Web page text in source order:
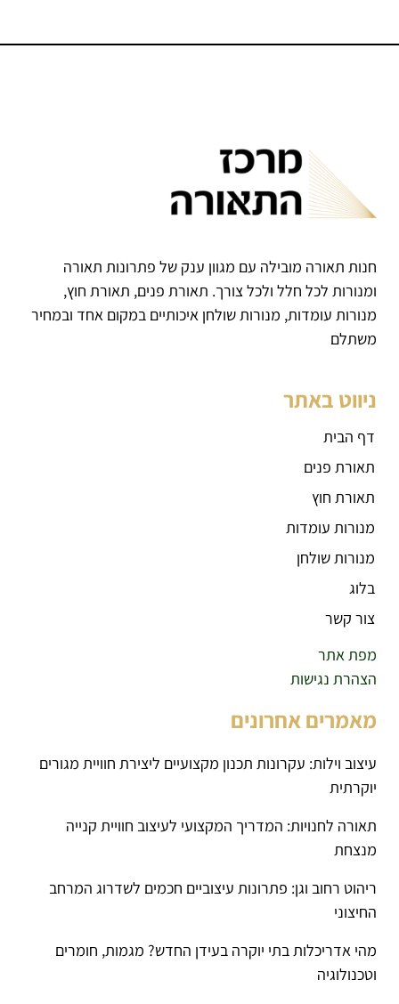
חנות תאורה מובילה עם מגוון ענק של פתרונות תאורה
ומנורות לכל חלל ולכל צורך. תאורת פנים, תאורת חוץ,
מנורות עומדות, מנורות שולחן איכותיים במקום אחד ובמחיר
משתלם
ניווט באתר
דף הבית
תאורת פנים
תאורת חוץ
מנורות עומדות
מנורות שולחן
בלוג
צור קשר
מפת אתר
הצהרת נגישות
מאמרים אחרונים
עיצוב וילות: עקרונות תכנון מקצועיים ליצירת חוויית מגורים
יוקרתית
תאורה לחנויות: המדריך המקצועי לעיצוב חוויית קנייה
מנצחת
ריהוט רחוב וגן: פתרונות עיצוביים חכמים לשדרוג המרחב
החיצוני
מהי אדריכלות בתי יוקרה בעידן החדש? מגמות, חומרים
וטכנולוגיה